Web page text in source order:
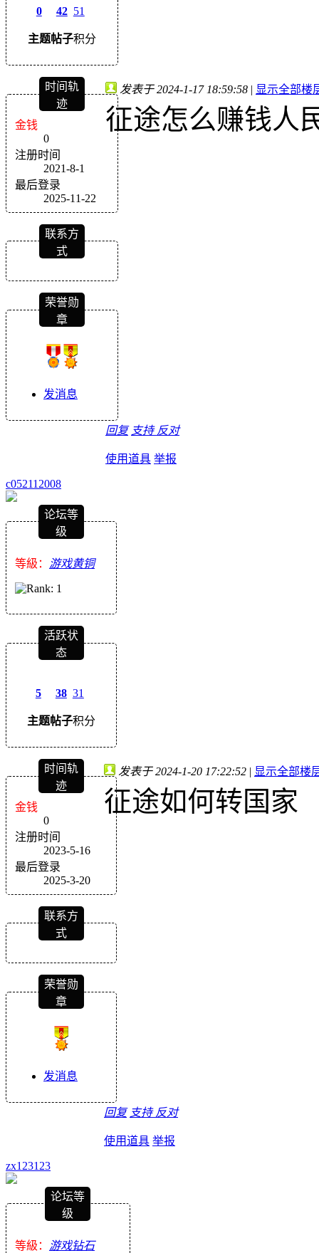
0
主题
42
帖子
51
积分
时间轨
迹
金钱
0
注册时间
2021-8-1
最后登录
2025-11-22
联系方
式
荣誉勋
章
发消息
发表于 2024-1-17 18:59:58 | 显示全部楼
征途怎么赚钱人
回复 支持 反对
使用道具 举报
c052112008
论坛等
级
等級： 游戏黄铜
活跃状
态
5
主题
38
帖子
31
积分
时间轨
迹
金钱
0
注册时间
2023-5-16
最后登录
2025-3-20
联系方
式
荣誉勋
章
发消息
发表于 2024-1-20 17:22:52 | 显示全部楼
征途如何转国家
回复 支持 反对
使用道具 举报
zx123123
论坛等
级
等級： 游戏钻石